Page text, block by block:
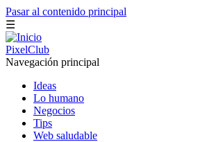
Pasar al contenido principal
☰
PixelClub
Navegación principal
Ideas
Lo humano
Negocios
Tips
Web saludable